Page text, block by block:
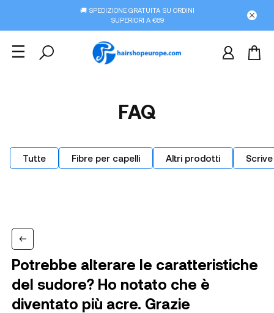
🚚 SPEDIZIONE GRATUITA SU ORDINI
SUPERIORI A €69
FAQ
Tutte Fibre per capelli Altri prodotti
Potrebbe alterare le caratteristiche
del sudore? Ho notato che è
diventato più acre. Grazie